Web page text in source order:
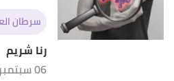
سرطان
رنا شريم
06 سبتمبر 2021